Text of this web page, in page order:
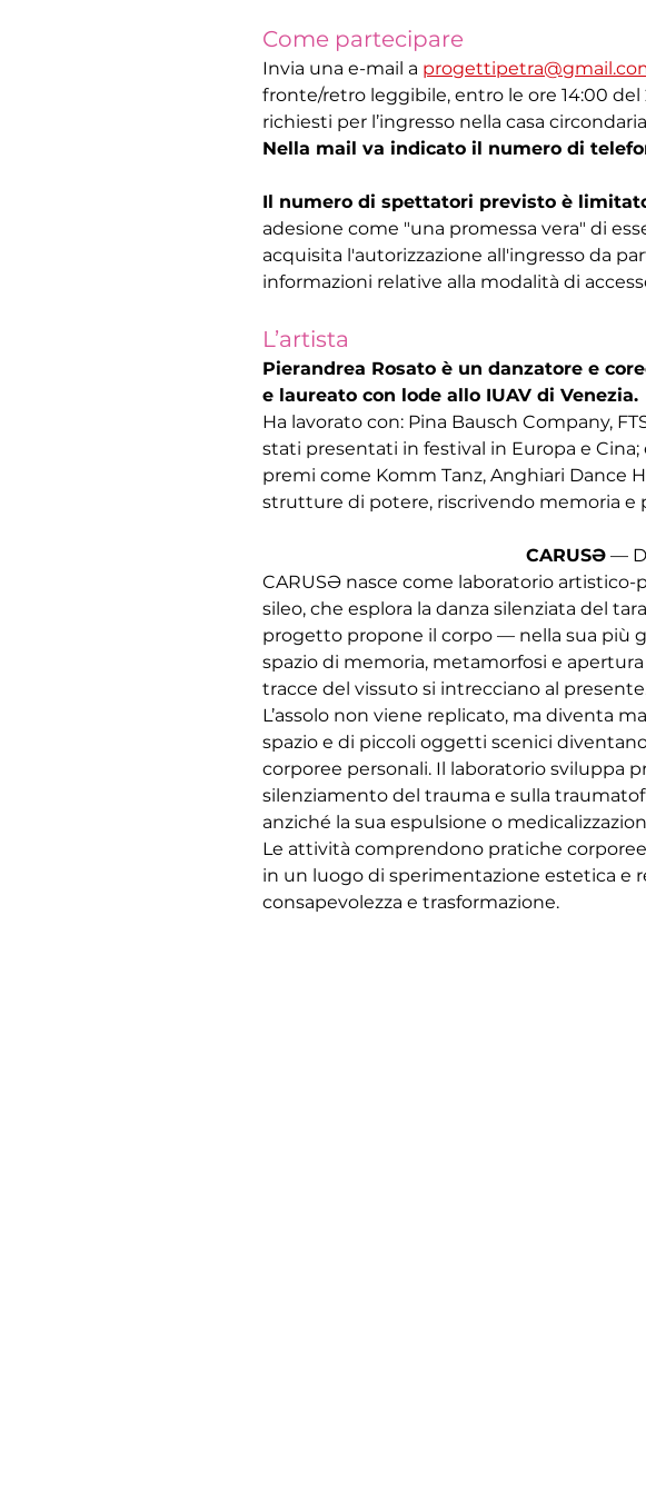
Come partecipare
Invia una e-mail a
fronte/retro leggibile, entro le ore 14:00
richiesti per l’ingresso nella casa
Nella mail va indicato il numero di
Il numero di spettatori previsto è
adesione come "una promessa vera" di
acquisita l'autorizzazione all'ingresso da
informazioni relative alla modalità di
L’artista
Pierandrea Rosato è un danzatore e
e laureato con lode allo IUAV di Venezia.
Ha lavorato con: Pina Bausch Company,
stati presentati in festival in Europa e
premi come Komm Tanz, Anghiari Dance
strutture di potere, riscrivendo memoria e
CARUSƏ —
CARUSƏ nasce come laboratorio artistico-
sileo, che esplora la danza silenziata del
progetto propone il corpo — nella sua più
spazio di memoria, metamorfosi e
tracce del vissuto si intrecciano al
L’assolo non viene replicato, ma diventa
spazio e di piccoli oggetti scenici
corporee personali. Il laboratorio sviluppa
silenziamento del trauma e sulla
anziché la sua espulsione o
Le attività comprendono pratiche
in un luogo di sperimentazione estetica e
consapevolezza e trasformazione.